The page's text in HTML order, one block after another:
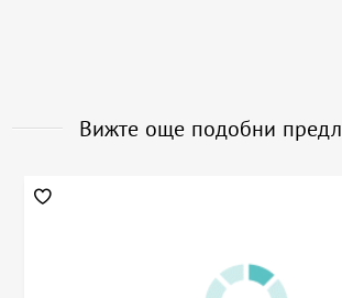
Вижте още подобни